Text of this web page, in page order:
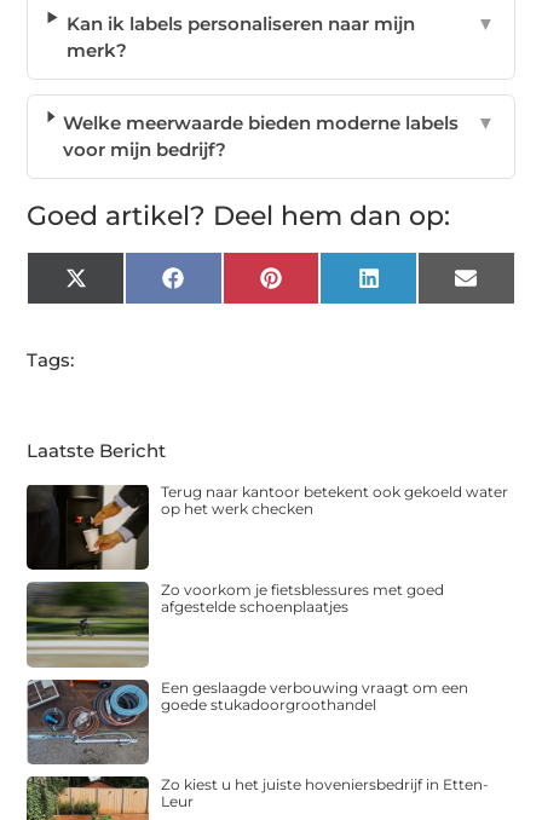
Kan ik labels personaliseren naar mijn
merk?
▼
Welke meerwaarde bieden moderne labels
voor mijn bedrijf?
▼
Goed artikel? Deel hem dan op:
X
(Twitter)
FacebookPinterest LinkedIn Email
Tags:
Laatste Bericht
Terug naar kantoor betekent ook gekoeld water
op het werk checken
Zo voorkom je fietsblessures met goed
afgestelde schoenplaatjes
Een geslaagde verbouwing vraagt om een
goede stukadoorgroothandel
Zo kiest u het juiste hoveniersbedrijf in Etten-
Leur